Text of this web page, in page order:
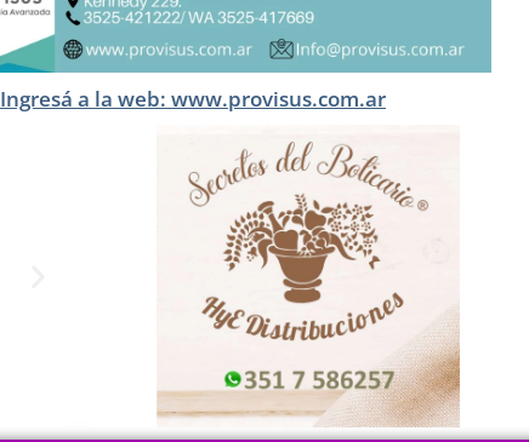
Ingresá a la web: www.provisus.com.ar